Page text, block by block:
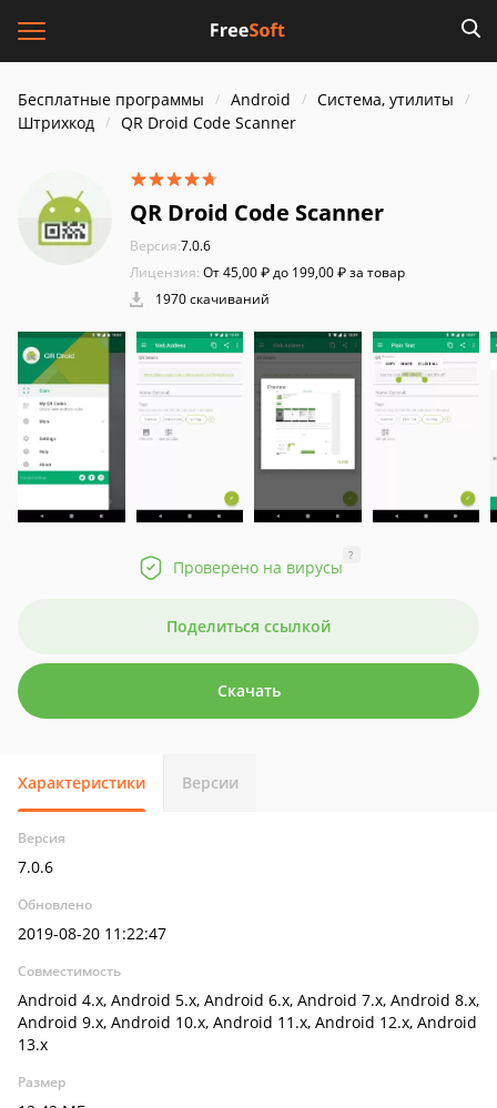
Бесплатные программы Android
Система, утилиты
Штрихкод
QR Droid Code Scanner
QR Droid Code Scanner
Версия:7.0.6
Лицензия: От 45,00 ₽ до 199,00 ₽ за товар
1970 скачиваний
Проверено на вирусы
?
Поделиться ссылкой
Скачать
Характеристики Версии
Версия
7.0.6
Обновлено
2019-08-20 11:22:47
Совместимость
Android 4.x, Android 5.x, Android 6.x, Android 7.x, Android 8.x,
Android 9.x, Android 10.x, Android 11.x, Android 12.x, Android
13.x
Размер